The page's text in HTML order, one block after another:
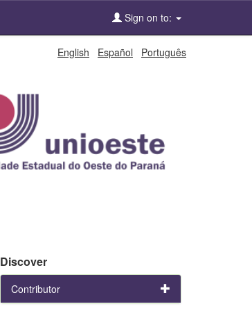
Sign on to:
English Español Português
Discover
Contributor